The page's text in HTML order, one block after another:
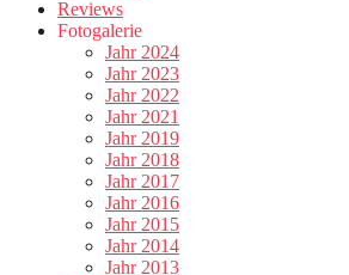
Reviews
Fotogalerie
Jahr 2024
Jahr 2023
Jahr 2022
Jahr 2021
Jahr 2019
Jahr 2018
Jahr 2017
Jahr 2016
Jahr 2015
Jahr 2014
Jahr 2013